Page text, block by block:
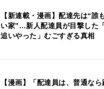
【新連載・漫画】配達先は“誰
い家”…新人配達員が目撃した
追いやった」むごすぎる真相
【漫画】「配達員は、普通な